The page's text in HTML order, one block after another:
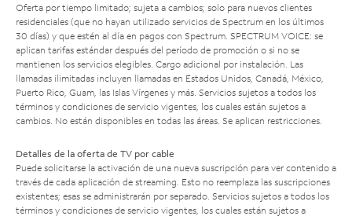
Oferta por tiempo limitado; sujeta a cambios; solo para nuevos clientes
residenciales (que no hayan utilizado servicios de Spectrum en los últimos
30 días) y que estén al día en pagos con Spectrum. SPECTRUM VOICE: se
aplican tarifas estándar después del período de promoción o si no se
mantienen los servicios elegibles. Cargo adicional por instalación. Las
llamadas ilimitadas incluyen llamadas en Estados Unidos, Canadá, México,
Puerto Rico, Guam, las Islas Vírgenes y más. Servicios sujetos a todos los
términos y condiciones de servicio vigentes, los cuales están sujetos a
cambios. No están disponibles en todas las áreas. Se aplican restricciones.
Detalles de la oferta de TV por cable
Puede solicitarse la activación de una nueva suscripción para ver contenido a
través de cada aplicación de streaming. Esto no reemplaza las suscripciones
existentes; esas se administrarán por separado. Servicios sujetos a todos los
términos y condiciones de servicio vigentes, los cuales están sujetos a